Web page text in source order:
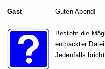
Gast Guten Abend!
Besteht die
entpackter
Jedenfalls